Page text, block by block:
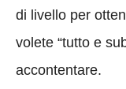
di livello per
volete “tutto e
accontentare.